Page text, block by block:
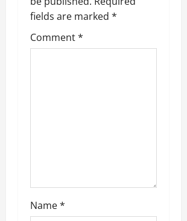
v
i
n
fields are marked *
Comment*
Name*